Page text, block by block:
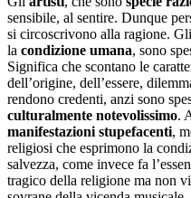
sensibile, al sentire. Dunque
si circoscrivono alla ragione.
la condizione umana, sono
Significa che scontano le
dell’origine, dell’essere,
rendono credenti, anzi sono
culturalmente notevolissimo.
manifestazioni stupefacenti,
religiosi che esprimono la
salvezza, come invece fa
tragico della religione ma non